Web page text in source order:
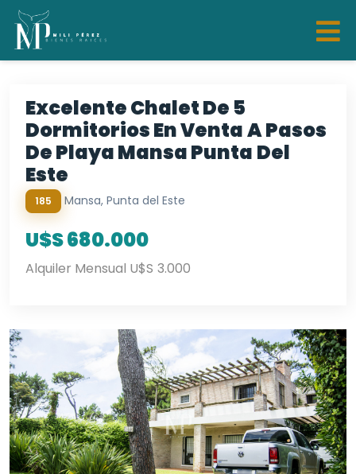
Excelente Chalet De 5
Dormitorios En Venta A Pasos
De Playa Mansa Punta Del
Este
185 Mansa, Punta del Este
U$S 680.000
Alquiler Mensual U$S 3.000